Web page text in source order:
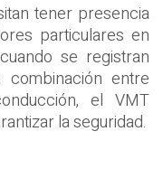
tener presencia
particulares en
se registran
entre
el VMT
la seguridad.